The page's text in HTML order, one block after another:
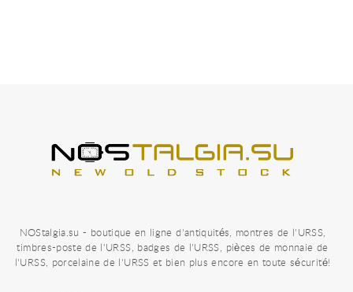
NOStalgia.su - boutique en ligne d'antiquités, montres de l'URSS,
timbres-poste de l'URSS, badges de l'URSS, pièces de monnaie de
l'URSS, porcelaine de l'URSS et bien plus encore en toute sécurité!